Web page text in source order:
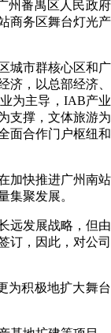
州番禺区人民政府
商务区舞台灯光产
城市群核心区和广
济，以总部经济、
为主导，IAB产业
支撑，文体旅游为
面合作门户枢纽和
加快推进广州南站
集聚发展。
远发展战略，但由
订，因此，对公司
为积极地扩大舞台